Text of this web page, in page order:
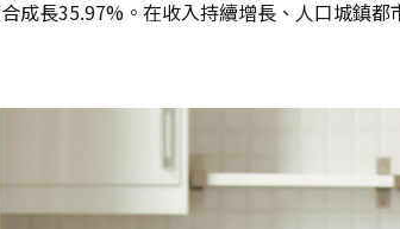
成長35.97%。在收入持續增長、人口城鎮